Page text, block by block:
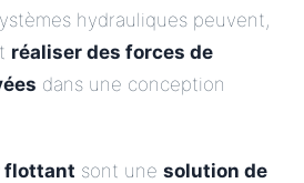
hydrauliques peuvent,
réaliser des forces de
dans une conception
flottant sont une solution de